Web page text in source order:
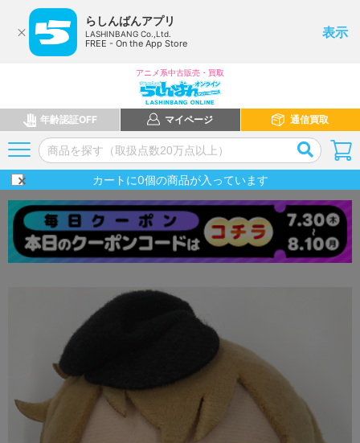
らしんばんアプリ
LASHINBANG Co.,Ltd.
FREE - On the App Store
表示
アニメ系中古販売・買取
年齢認証OFF マイページ 通信買取
カートに0個の商品が入っています